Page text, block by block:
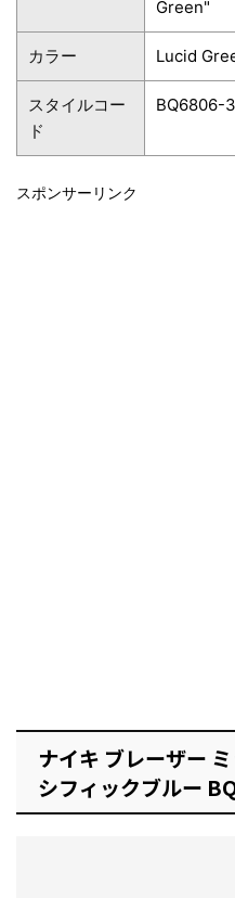
Green"
カラー Lucid
スタイルコー
ド
BQ6806-
スポンサーリンク
ナイキ ブレーザー
シフィックブルー